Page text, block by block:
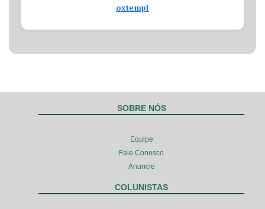
oxtempl
SOBRE NÓS
Equipe
Fale Conosco
Anuncie
COLUNISTAS